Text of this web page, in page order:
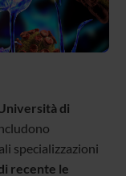
di
specializzazioni
recente le